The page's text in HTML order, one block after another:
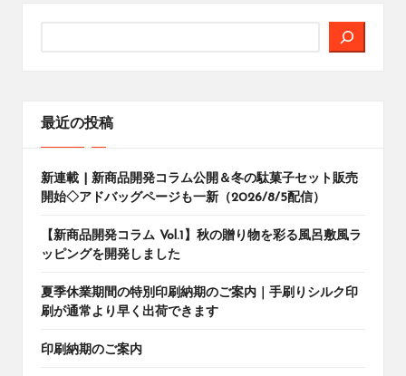
最近の投稿
新連載 | 新商品開発コラム公開＆冬の駄菓子セット販売
開始◇アドバッグページも一新（2026/8/5配信）
【新商品開発コラム Vol.1】秋の贈り物を彩る風呂敷風ラ
ッピングを開発しました
夏季休業期間の特別印刷納期のご案内｜手刷りシルク印
刷が通常より早く出荷できます
印刷納期のご案内